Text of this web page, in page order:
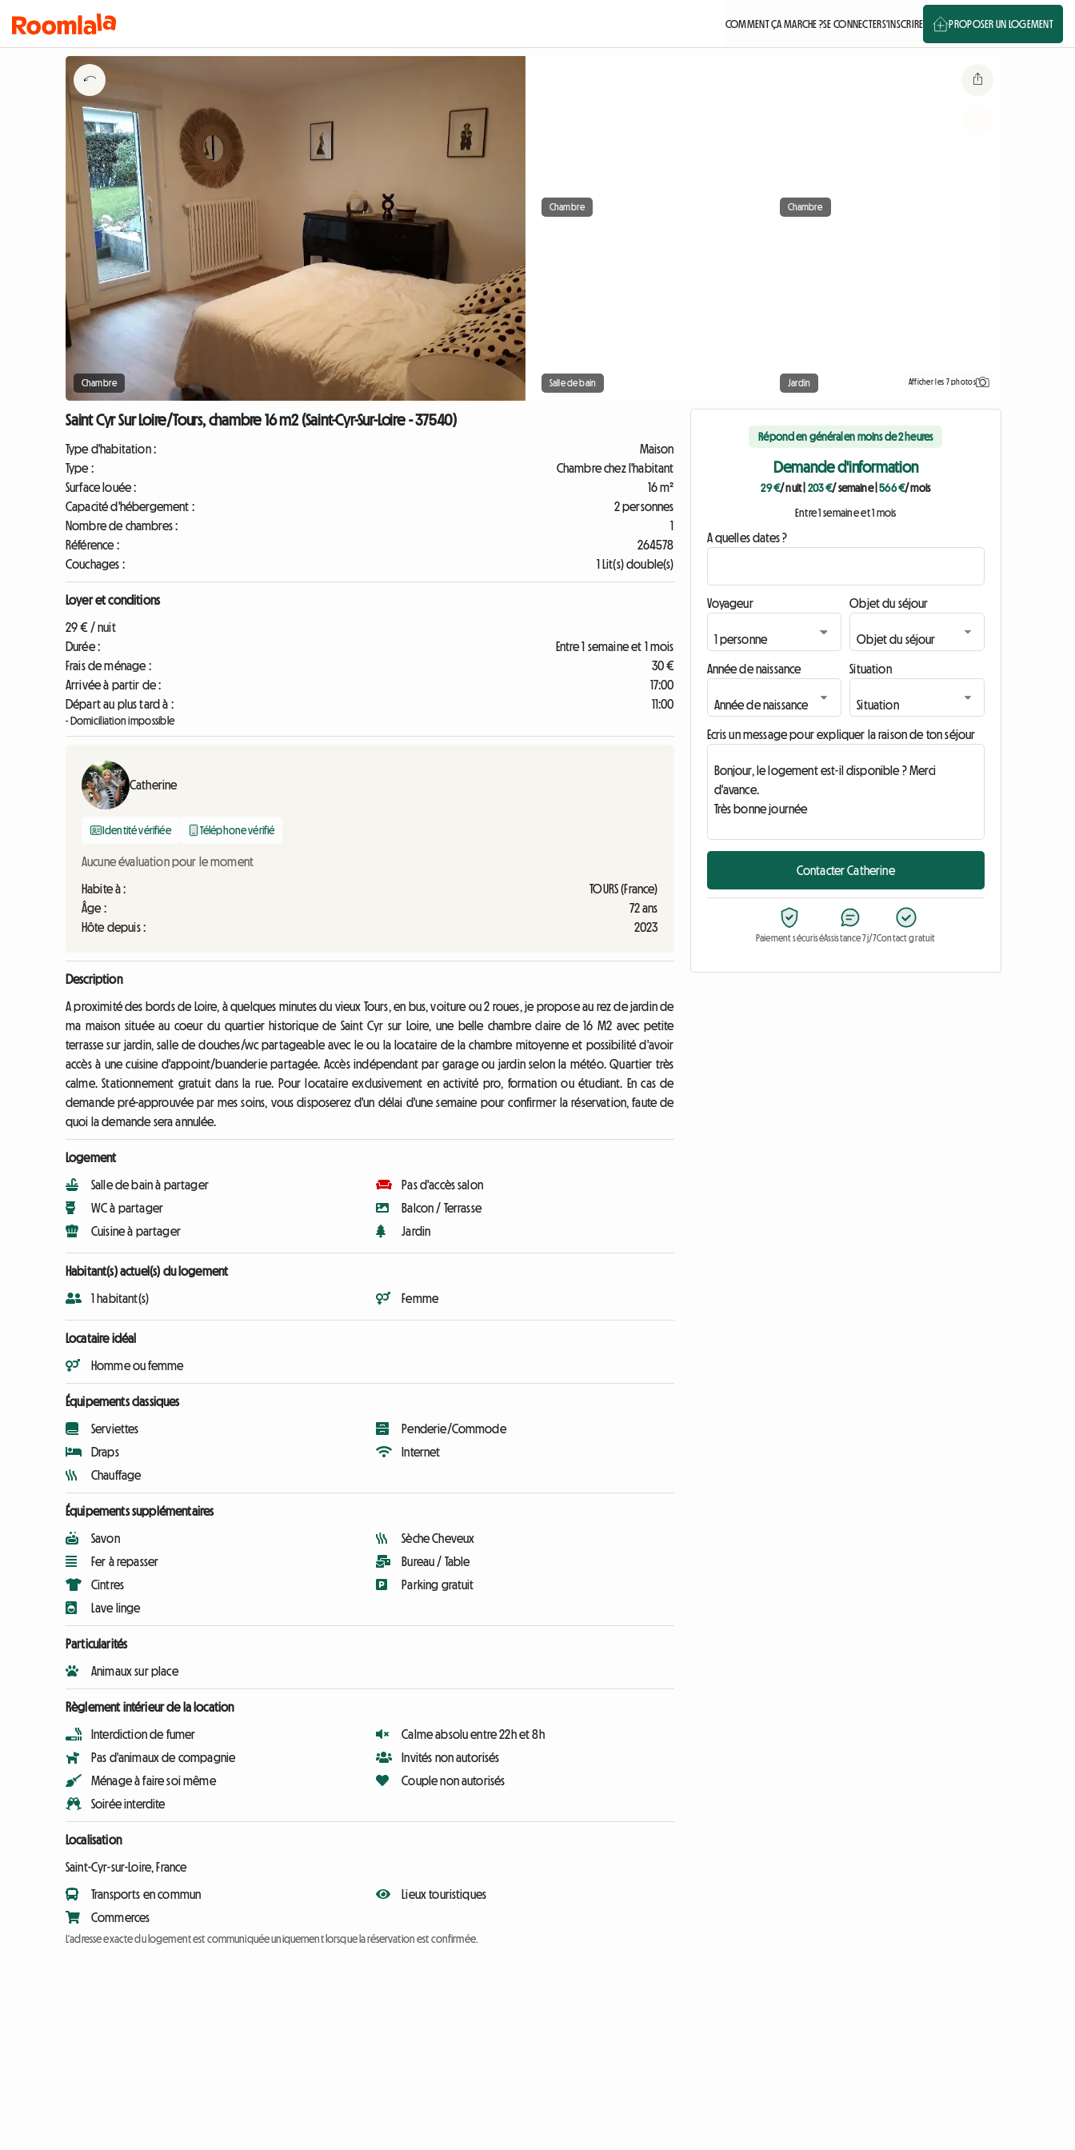
COMMENT ÇA MARCHE ?SE CONNECTERS'INSCRIRE PROPOSER UN LOGEMENT
Chambre
Chambre Chambre
Salle de bain Jardin Afficher les 7 photos
Saint Cyr Sur Loire/Tours, chambre 16 m2 (Saint-Cyr-Sur-Loire - 37540)
Type d'habitation :
Maison
Type :
Chambre chez l'habitant
Surface louée :
16 m²
Capacité d'hébergement :
2 personnes
Nombre de chambres :
1
Référence :
264578
Couchages :
1 Lit(s) double(s)
Loyer et conditions
29 € / nuit
Durée :
Entre 1 semaine et 1 mois
Frais de ménage :
30 €
Arrivée à partir de :
17:00
Départ au plus tard à :
11:00
- Domiciliation impossible
Catherine
Identité vérifiée Téléphone vérifié
Aucune évaluation pour le moment
Habite à :
TOURS (France)
Âge :
72 ans
Hôte depuis :
2023
Description
A proximité des bords de Loire, à quelques minutes du vieux Tours, en bus, voiture ou 2 roues, je propose au rez de jardin de
ma maison située au coeur du quartier historique de Saint Cyr sur Loire, une belle chambre claire de 16 M2 avec petite
terrasse sur jardin, salle de douches/wc partageable avec le ou la locataire de la chambre mitoyenne et possibilité d'avoir
accès à une cuisine d'appoint/buanderie partagée. Accès indépendant par garage ou jardin selon la météo. Quartier très
calme. Stationnement gratuit dans la rue. Pour locataire exclusivement en activité pro, formation ou étudiant. En cas de
demande pré-approuvée par mes soins, vous disposerez d'un délai d'une semaine pour confirmer la réservation, faute de
quoi la demande sera annulée.
Logement
Salle de bain à partager
WC à partager
Cuisine à partager
Pas d'accès salon
Balcon / Terrasse
Jardin
Habitant(s) actuel(s) du logement
1 habitant(s) Femme
Locataire idéal
Homme ou femme
Équipements classiques
Serviettes
Draps
Chauffage
Penderie/Commode
Internet
Équipements supplémentaires
Savon
Fer à repasser
Cintres
Lave linge
Sèche Cheveux
Bureau / Table
Parking gratuit
Particularités
Animaux sur place
Règlement intérieur de la location
Interdiction de fumer
Pas d'animaux de compagnie
Ménage à faire soi même
Soirée interdite
Calme absolu entre 22h et 8h
Invités non autorisés
Couple non autorisés
Localisation
Saint-Cyr-sur-Loire, France
Transports en commun
Commerces
Lieux touristiques
L'adresse exacte du logement est communiquée uniquement lorsque la réservation est confirmée.
Répond en général en moins de 2 heures
Demande d'information
29 €/ nuit| 203 €/ semaine|566 €/ mois
Entre 1 semaine et 1 mois
A quelles dates ?
Voyageur Objet du séjour
Année de naissance Situation
Ecris un message pour expliquer la raison de ton séjour
Contacter Catherine
Paiement sécuriséAssistance 7j/7Contact gratuit